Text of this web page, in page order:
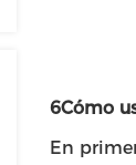
6Cómo
En